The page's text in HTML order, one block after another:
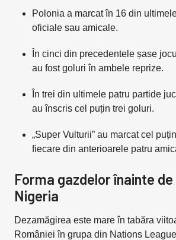
Polonia a marcat în 16 din
oficiale sau amicale.
În cinci din precedentele șase
au fost goluri în ambele reprize.
În trei din ultimele patru partide
au înscris cel puțin trei goluri.
„Super Vulturii” au marcat cel
fiecare din anterioarele patru
Forma gazdelor înainte de
Nigeria
Dezamăgirea este mare în tabăra
României în grupa din Nations